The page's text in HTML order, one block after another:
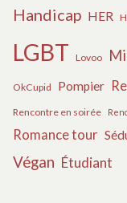
Handicap HER
LGBT Lovoo
OkCupid Pompier
Rencontre en soirée
Romance tour
Végan Étudiant